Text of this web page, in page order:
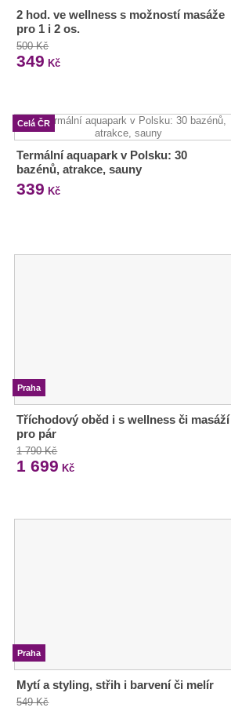
2 hod. ve wellness s možností masáže
pro 1 i 2 os.
500 Kč
349 Kč
Celá ČR
Termální aquapark v Polsku: 30
bazénů, atrakce, sauny
339 Kč
Praha
Tříchodový oběd i s wellness či masáží
pro pár
1 790 Kč
1 699 Kč
Praha
Mytí a styling, střih i barvení či melír
549 Kč